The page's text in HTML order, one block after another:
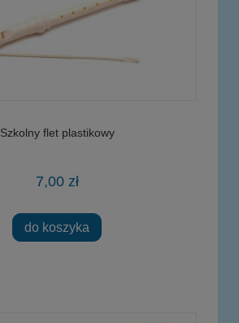
Szkolny flet plastikowy
7,00 zł
do koszyka